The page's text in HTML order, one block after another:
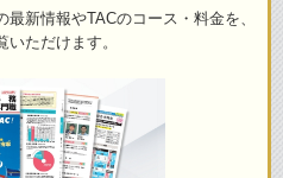
新情報やTACのコース・料金を、
ただけます。